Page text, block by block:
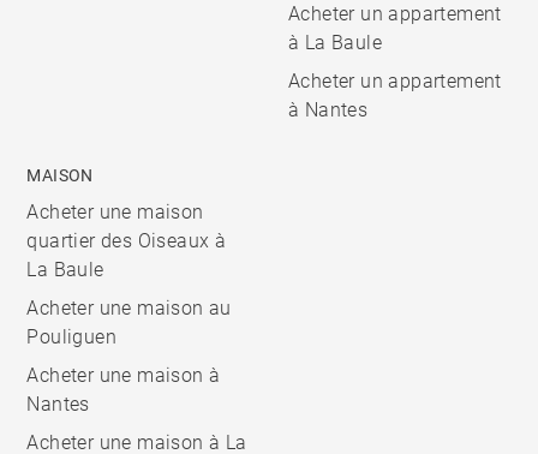
Acheter un appartement
à La Baule
Acheter un appartement
à Nantes
MAISON
Acheter une maison
quartier des Oiseaux à
La Baule
Acheter une maison au
Pouliguen
Acheter une maison à
Nantes
Acheter une maison à La